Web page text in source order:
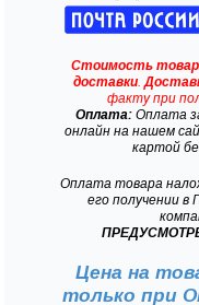
Стоимость
доставки .
факту при
Оплата: Оплата
онлайн на нашем
картой
Оплата товара
его получении в
Цена на
только при